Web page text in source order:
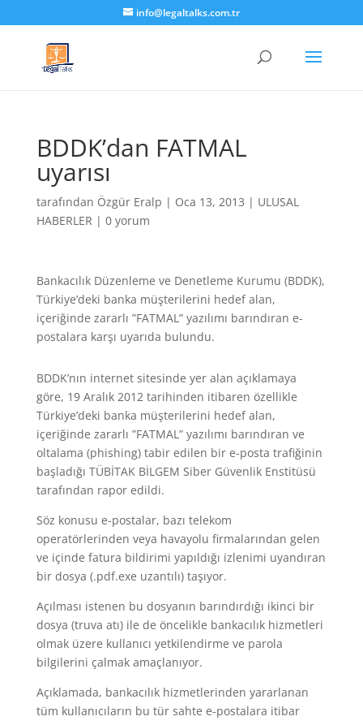
info@legaltalks.com.tr
BDDK’dan FATMAL
uyarısı
tarafından Özgür Eralp | Oca 13, 2013 | ULUSAL
HABERLER | 0 yorum
Bankacılık Düzenleme ve Denetleme Kurumu (BDDK),
Türkiye’deki banka müşterilerini hedef alan,
içeriğinde zararlı ”FATMAL” yazılımı barındıran e-
postalara karşı uyarıda bulundu.
BDDK’nın internet sitesinde yer alan açıklamaya
göre, 19 Aralık 2012 tarihinden itibaren özellikle
Türkiye’deki banka müşterilerini hedef alan,
içeriğinde zararlı ”FATMAL” yazılımı barındıran ve
oltalama (phishing) tabir edilen bir e-posta trafiğinin
başladığı TÜBİTAK BİLGEM Siber Güvenlik Enstitüsü
tarafından rapor edildi.
Söz konusu e-postalar, bazı telekom
operatörlerinden veya havayolu firmalarından gelen
ve içinde fatura bildirimi yapıldığı izlenimi uyandıran
bir dosya (.pdf.exe uzantılı) taşıyor.
Açılması istenen bu dosyanın barındırdığı ikinci bir
dosya (truva atı) ile de öncelikle bankacılık hizmetleri
olmak üzere kullanıcı yetkilendirme ve parola
bilgilerini çalmak amaçlanıyor.
Açıklamada, bankacılık hizmetlerinden yararlanan
tüm kullanıcıların bu tür sahte e-postalara itibar